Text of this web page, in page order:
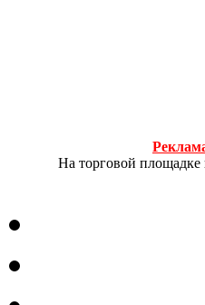
На торговой площадке